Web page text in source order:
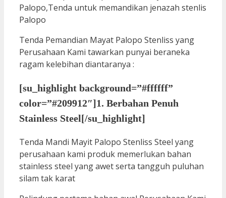
Tenda Pemandian Mayat Palopo Stenliss yang
Perusahaan Kami tawarkan punyai beraneka
ragam kelebihan diantaranya :
[su_highlight background=”#ffffff”
color=”#209912″]1. Berbahan Penuh
Stainless Steel[/su_highlight]
Tenda Mandi Mayit Palopo Stenliss Steel yang
perusahaan kami produk memerlukan bahan
stainless steel yang awet serta tangguh puluhan
silam tak karat